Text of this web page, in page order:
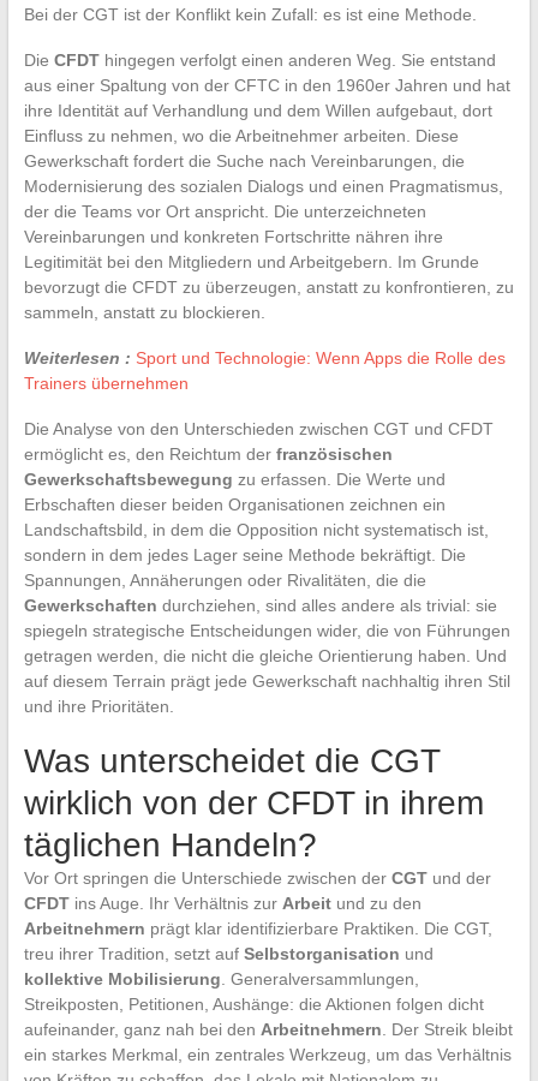
Bei der CGT ist der Konflikt kein Zufall: es ist eine Methode.
Die CFDThingegen verfolgt einen anderen Weg. Sie entstand
aus einer Spaltung von der CFTC in den 1960er Jahren und hat
ihre Identität auf Verhandlung und dem Willen aufgebaut, dort
Einfluss zu nehmen, wo die Arbeitnehmer arbeiten. Diese
Gewerkschaft fordert die Suche nach Vereinbarungen, die
Modernisierung des sozialen Dialogs und einen Pragmatismus,
der die Teams vor Ort anspricht. Die unterzeichneten
Vereinbarungen und konkreten Fortschritte nähren ihre
Legitimität bei den Mitgliedern und Arbeitgebern. Im Grunde
bevorzugt die CFDT zu überzeugen, anstatt zu konfrontieren, zu
sammeln, anstatt zu blockieren.
Weiterlesen : Sport und Technologie: Wenn Apps die Rolle des
Trainers übernehmen
Die Analyse von den Unterschieden zwischen CGT und CFDT
ermöglicht es, den Reichtum der französischen
Gewerkschaftsbewegung zu erfassen. Die Werte und
Erbschaften dieser beiden Organisationen zeichnen ein
Landschaftsbild, in dem die Opposition nicht systematisch ist,
sondern in dem jedes Lager seine Methode bekräftigt. Die
Spannungen, Annäherungen oder Rivalitäten, die die
Gewerkschaften durchziehen, sind alles andere als trivial: sie
spiegeln strategische Entscheidungen wider, die von Führungen
getragen werden, die nicht die gleiche Orientierung haben. Und
auf diesem Terrain prägt jede Gewerkschaft nachhaltig ihren Stil
und ihre Prioritäten.
Was unterscheidet die CGT
wirklich von der CFDT in ihrem
täglichen Handeln?
Vor Ort springen die Unterschiede zwischen der CGTund der
CFDTins Auge. Ihr Verhältnis zur Arbeitund zu den
Arbeitnehmern prägt klar identifizierbare Praktiken. Die CGT,
treu ihrer Tradition, setzt auf Selbstorganisation und
kollektive Mobilisierung . Generalversammlungen,
Streikposten, Petitionen, Aushänge: die Aktionen folgen dicht
aufeinander, ganz nah bei den Arbeitnehmern . Der Streik bleibt
ein starkes Merkmal, ein zentrales Werkzeug, um das Verhältnis